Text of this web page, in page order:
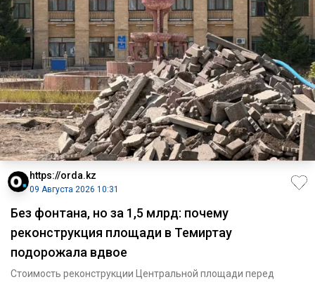
https://orda.kz
09 Августа 2026 10:31
Без фонтана, но за 1,5 млрд: почему
реконструкция площади в Темиртау
подорожала вдвое
Стоимость реконструкции Центральной площади перед